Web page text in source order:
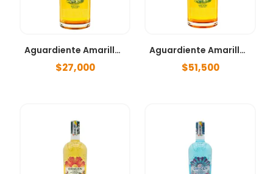
Aguardiente Amarillo 375ml
$27,000
Aguardiente Amarillo 750ml
$51,500